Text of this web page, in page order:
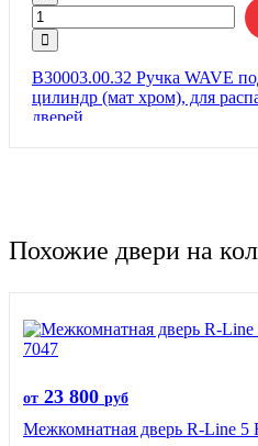
B30003.00.32 Ручка WAVE
цилиндр (мат хром), для
дверей
Похожие двери на
от 23 800 руб
Межкомнатная дверь R-Line 5